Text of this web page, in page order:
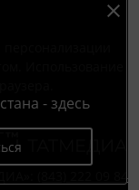
- здесь
Использование
(843) 222 09 84